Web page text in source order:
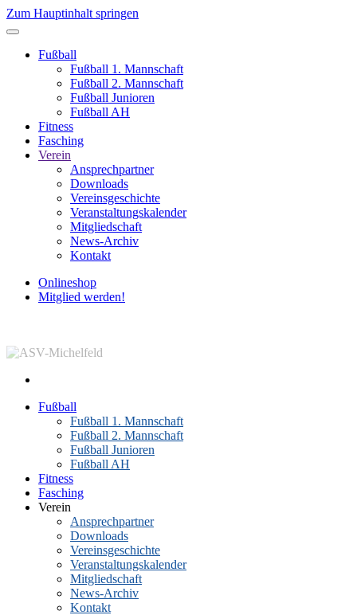
Zum Hauptinhalt springen
Fußball
Fußball 1. Mannschaft
Fußball 2. Mannschaft
Fußball Junioren
Fußball AH
Fitness
Fasching
Verein
Ansprechpartner
Downloads
Vereinsgeschichte
Veranstaltungskalender
Mitgliedschaft
News-Archiv
Kontakt
Onlineshop
Mitglied werden!
Fußball
Fußball 1. Mannschaft
Fußball 2. Mannschaft
Fußball Junioren
Fußball AH
Fitness
Fasching
Verein
Ansprechpartner
Downloads
Vereinsgeschichte
Veranstaltungskalender
Mitgliedschaft
News-Archiv
Kontakt